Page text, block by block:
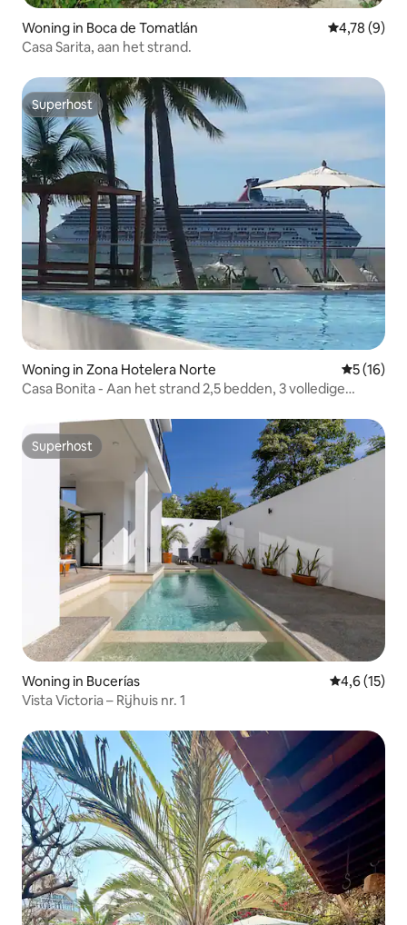
Woning in Boca de Tomatlán
4,78 (9)
Casa Sarita, aan het strand.
Superhost
Superhost
Woning in Zona Hotelera Norte
5 (16)
Casa Bonita - Aan het strand 2,5 bedden, 3 volledige
Superhost
Superhost
Woning in Bucerías
4,6 (15)
Vista Victoria – Rijhuis nr. 1